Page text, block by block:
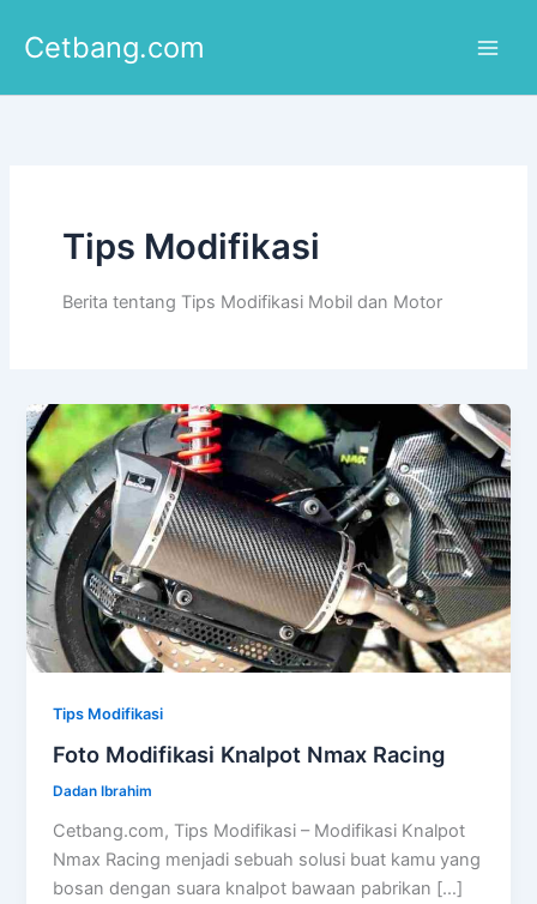
Cetbang.com
Tips Modifikasi
Berita tentang Tips Modifikasi Mobil dan Motor
Tips Modifikasi
Foto Modifikasi Knalpot Nmax Racing
Dadan Ibrahim
Cetbang.com, Tips Modifikasi – Modifikasi Knalpot
Nmax Racing menjadi sebuah solusi buat kamu yang
bosan dengan suara knalpot bawaan pabrikan […]